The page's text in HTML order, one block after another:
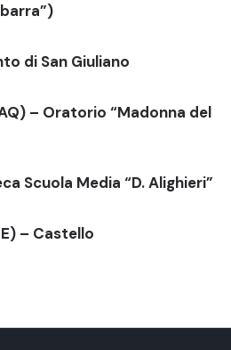
di San Giuliano
– Oratorio “Madonna del
Scuola Media “D. Alighieri”
– Castello